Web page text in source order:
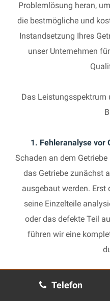
Telefon
Problemlösung heran,
die bestmögliche und
Instandsetzung Ihres
unser Unternehmen
Das Leistungsspektrum
1. Fehleranalyse vor
Schaden an dem
das Getriebe zunächst
ausgebaut werden. Erst
seine Einzelteile
oder das defekte Teil
führen wir eine
2. Manuelles Getriebe:
Schaltgetriebes ist